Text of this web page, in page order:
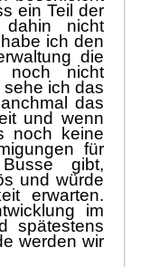
ein Teil der
dahin nicht
ich den
die
noch nicht
ich das
das
und wenn
noch keine
für
gibt,
s und würde
erwarten.
im
spätestens
werden wir